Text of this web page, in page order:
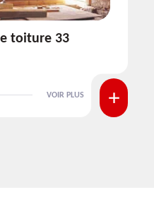
de
VOIR PLUS